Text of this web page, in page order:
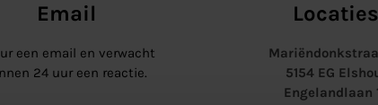
Email
een email en verwacht
24 uur een reactie.
Locaties
5154 EG
Engelandlaan